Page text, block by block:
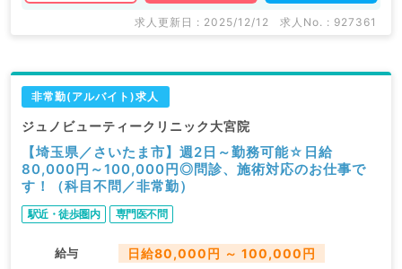
求人更新日 : 2025/12/12 求人No. : 927361
非常勤(アルバイト)求人
ジュノビューティークリニック大宮院
【埼玉県／さいたま市】週2日～勤務可能☆日給
80,000円～100,000円◎問診、施術対応のお仕事で
す！（科目不問／非常勤）
駅近・徒歩圏内 専門医不問
給与 日給80,000円 ～ 100,000円